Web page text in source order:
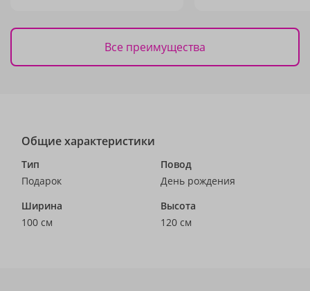
Все преимущества
Общие характеристики
Тип
Подарок
Повод
День рождения
Ширина
100 см
Высота
120 см